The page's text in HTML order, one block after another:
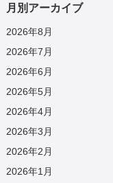
月別アーカイブ
2026年8月
2026年7月
2026年6月
2026年5月
2026年4月
2026年3月
2026年2月
2026年1月